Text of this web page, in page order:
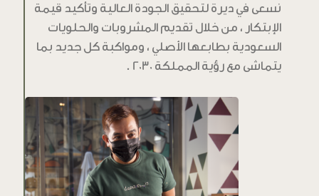
نسعى في ديرة لتحقيق الجودة العالية وتأكيد قيمة
الإبتكار ، من خلال تقديم المشروبات والحلويات
السعودية بطابعها الأصلي ، ومواكبة كل جديد بما
يتماشى مع رؤية المملكة 2030 .